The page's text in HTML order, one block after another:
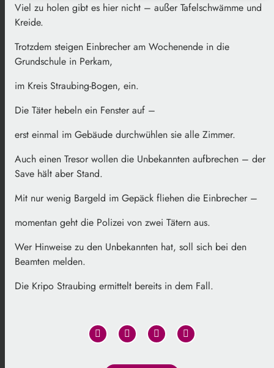
Viel zu holen gibt es hier nicht – außer Tafelschwämme und
Kreide.
Trotzdem steigen Einbrecher am Wochenende in die
Grundschule in Perkam,
im Kreis Straubing-Bogen, ein.
Die Täter hebeln ein Fenster auf –
erst einmal im Gebäude durchwühlen sie alle Zimmer.
Auch einen Tresor wollen die Unbekannten aufbrechen – der
Save hält aber Stand.
Mit nur wenig Bargeld im Gepäck fliehen die Einbrecher –
momentan geht die Polizei von zwei Tätern aus.
Wer Hinweise zu den Unbekannten hat, soll sich bei den
Beamten melden.
Die Kripo Straubing ermittelt bereits in dem Fall.